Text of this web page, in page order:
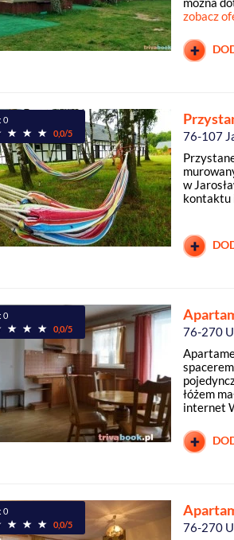
zobacz
0
0,0/5
76-107
w
kontaktu
0
0,0/5
76-270
łóżem
internet
0
0,0/5
76-270